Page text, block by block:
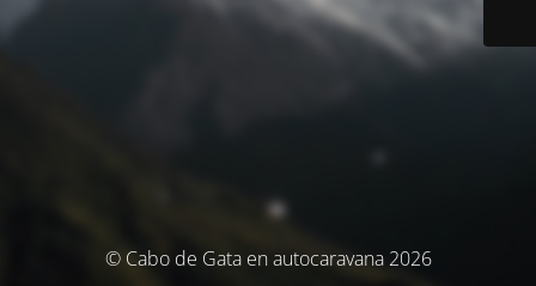
© Cabo de Gata en autocaravana 2026